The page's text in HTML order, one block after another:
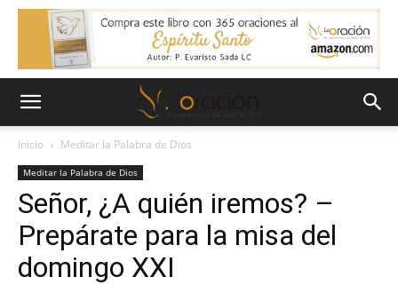
Inicio Meditar la Palabra de Dios
Meditar la Palabra de Dios
Señor, ¿A quién iremos? –
Prepárate para la misa del
domingo XXI